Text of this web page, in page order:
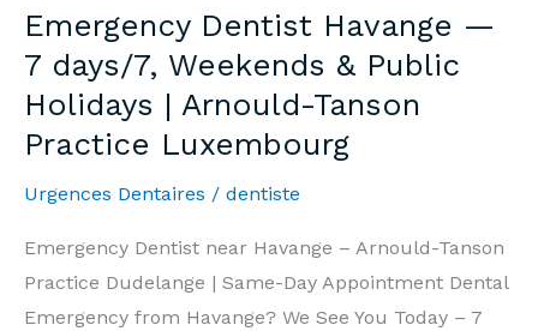
7j/7,
Week-
end
et
Fériés
|
Cabinet
Arnould-
Emergency Dentist Havange —
7 days/7, Weekends & Public
Holidays | Arnould-Tanson
Practice Luxembourg
Urgences Dentaires / dentiste
Emergency Dentist near Havange – Arnould-Tanson
Practice Dudelange | Same-Day Appointment Dental
Emergency from Havange? We See You Today – 7